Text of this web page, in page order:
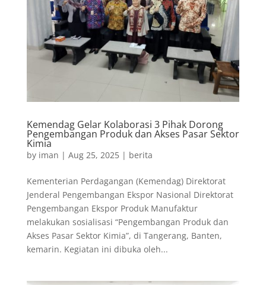
Kemendag Gelar Kolaborasi 3 Pihak Dorong
Pengembangan Produk dan Akses Pasar Sektor
Kimia
by iman | Aug 25, 2025| berita
Kementerian Perdagangan (Kemendag) Direktorat
Jenderal Pengembangan Ekspor Nasional Direktorat
Pengembangan Ekspor Produk Manufaktur
melakukan sosialisasi “Pengembangan Produk dan
Akses Pasar Sektor Kimia”, di Tangerang, Banten,
kemarin. Kegiatan ini dibuka oleh...